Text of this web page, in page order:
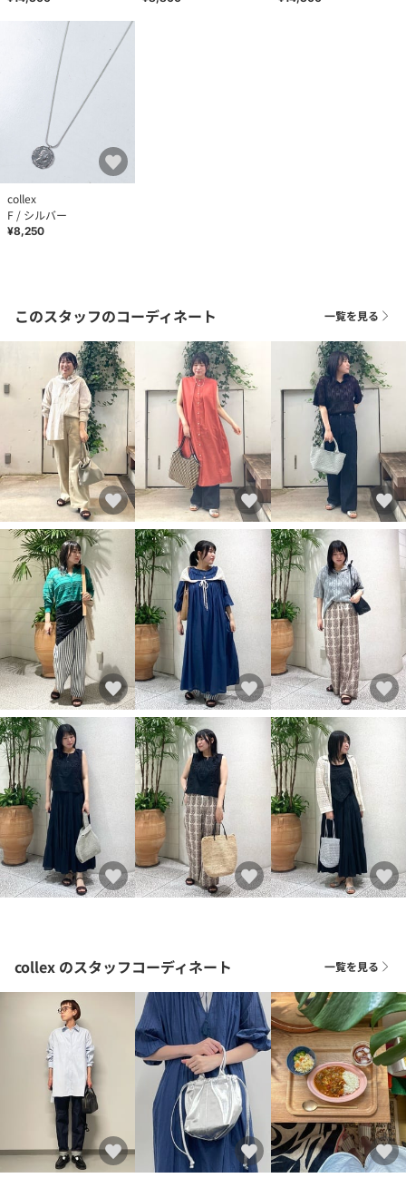
collex
F / シルバー
¥8,250
このスタッフのコーディネート 一覧を見る
collex のスタッフコーディネート 一覧を見る